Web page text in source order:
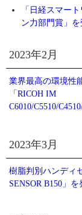
「日経スマー
ン力部門賞」
2023年2月
業界最高の環境性
「RICOH IM
C6010/C5510/
2023年3月
樹脂判別ハンディ
SENSOR B150」を